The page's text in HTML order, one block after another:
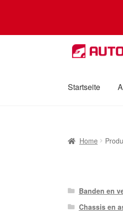
Skip
to
Skip
to
Startseite
Mijn account
Home
Banden en
Chassis en